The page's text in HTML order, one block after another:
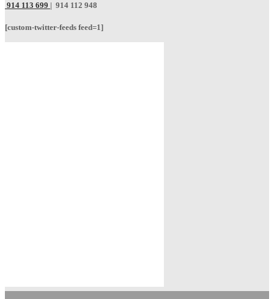
914 113 699 | 914 112 948
[custom-twitter-feeds feed=1]